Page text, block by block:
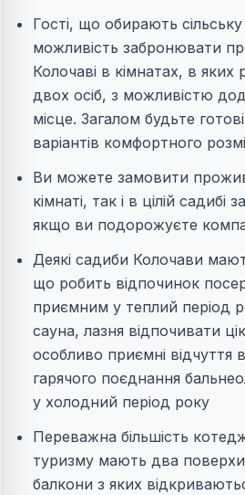
Гості, що обирають
можливість забронювати
Колочаві в кімнатах, в яких
двох осіб, з можливістю
місце. Загалом будьте
варіантів комфортного
Ви можете замовити
кімнаті, так і в цілій садибі
якщо ви подорожуєте
Деякі садиби Колочави
що робить відпочинок
приємним у теплий період
сауна, лазня відпочивати
особливо приємні відчуття
гарячого поєднання
у холодний період року
Переважна більшість
туризму мають два
балкони з яких